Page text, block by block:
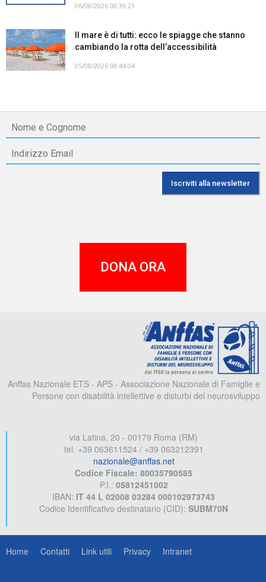
06/08/2026 08:39:21
Il mare è di tutti: ecco le spiagge che stanno
cambiando la rotta dell’accessibilità
05/08/2026 08:44:04
DONA ORA
Anffas Nazionale ETS - APS - Associazione Nazionale di Famiglie e
Persone con disabilità intellettive e disturbi del neurosviluppo
via Latina, 20 - 00179 Roma (RM)
tel. +39 063611524 / +39 063212391
nazionale@anffas.net
Codice Fiscale: 80035790585
P.I.: 05812451002
IBAN: IT 44 L 02008 03284 000102973743
Codice Identificativo destinatario (CID): SUBM70N
Home Contatti Link utili Privacy Intranet